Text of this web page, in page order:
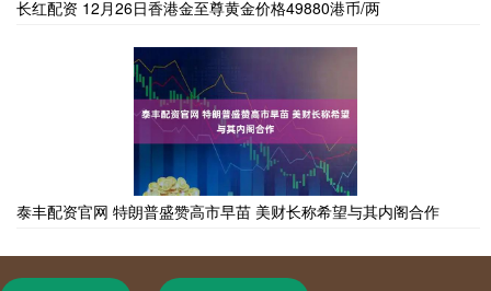
长红配资 12月26日香港金至尊黄金价格49880港币/两
泰丰配资官网 特朗普盛赞高市早苗 美财长称希望与其内阁合作